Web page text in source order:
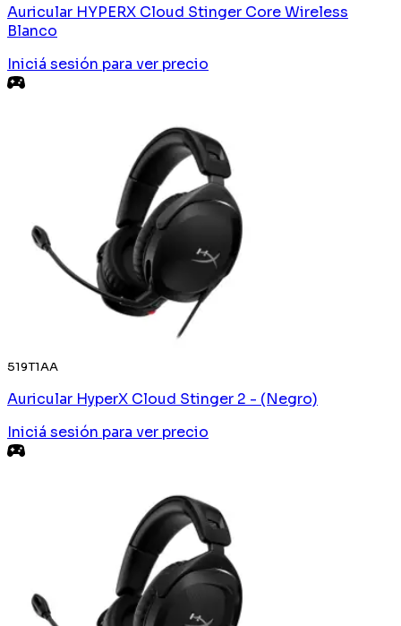
Auricular HYPERX Cloud Stinger Core Wireless
Blanco
Iniciá sesión para ver precio
519T1AA
Auricular HyperX Cloud Stinger 2 - (Negro)
Iniciá sesión para ver precio